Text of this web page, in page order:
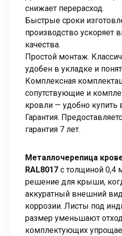
снижает перерасход.
Быстрые сроки
производство ускоряет
качества.
Простой монтаж.
удобен в укладке и
Комплексная
сопутствующие и
кровли — удобно купить
Гарантия.
гарантия 7 лет.
Металлочерепица
RAL8017 с толщиной 0,4
решение для крыши,
аккуратный внешний
коррозии. Листы под
размер уменьшают
комплектующих